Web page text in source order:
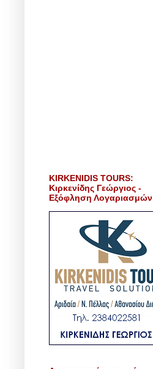
KIRKENIDIS TOURS:
Κιρκενίδης Γεώργιος -
Εξόφληση Λογαριασμών